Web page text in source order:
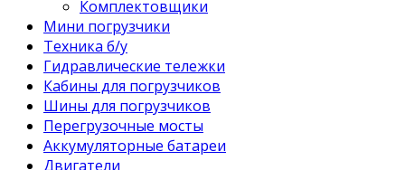
Комплектовщики
Мини погрузчики
Техника б/у
Гидравлические тележки
Кабины для погрузчиков
Шины для погрузчиков
Перегрузочные мосты
Аккумуляторные батареи
Двигатели